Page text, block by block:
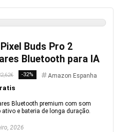
Buds Pro 2
Bluetooth para IA
-32% Amazon Espanha
Bluetooth premium com som
e bateria de longa duração.
2026